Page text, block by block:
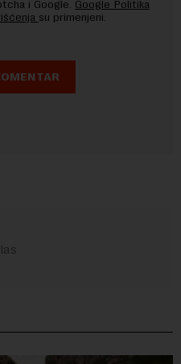
i Google. Google Politika
su primenjeni.